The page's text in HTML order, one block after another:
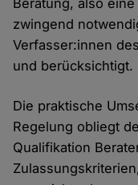
Beratung, also
zwingend
Verfasser:innen
und berücksichtigt.
Die praktische
Regelung obliegt
Qualifikation